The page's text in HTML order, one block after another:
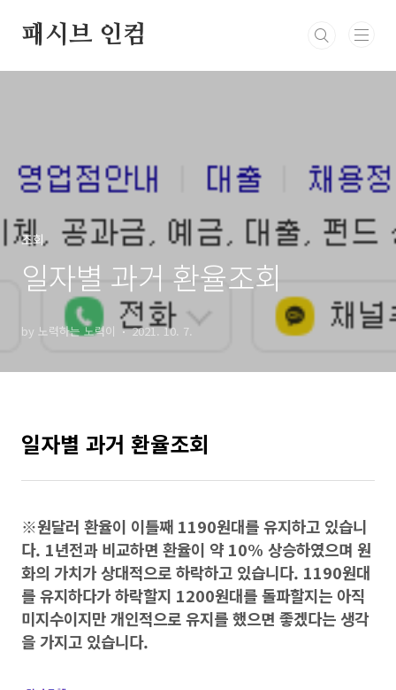
패시브 인컴
조회
일자별 과거 환율조회
by 노력하는 노력이 2021. 10. 7.
일자별 과거 환율조회
※원달러 환율이 이틀째 1190원대를 유지하고 있습니
다. 1년전과 비교하면 환율이 약 10% 상승하였으며 원
화의 가치가 상대적으로 하락하고 있습니다. 1190원대
를 유지하다가 하락할지 1200원대를 돌파할지는 아직
미지수이지만 개인적으로 유지를 했으면 좋겠다는 생각
을 가지고 있습니다.